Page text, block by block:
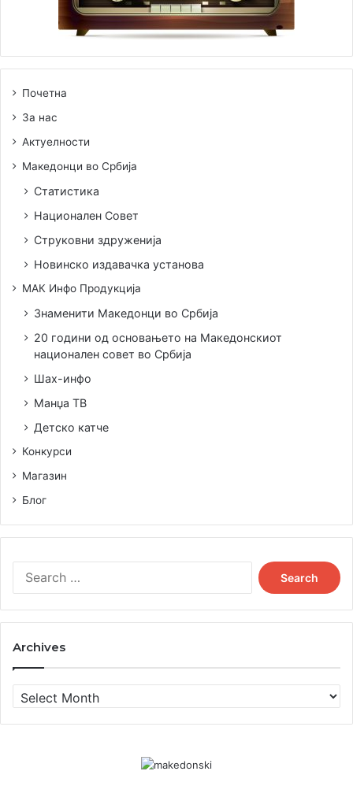
Почетна
За нас
Актуелности
Македонци во Србија
Статистика
Национален Совет
Струковни здруженија
Новинско издавачка установа
МАК Инфо Продукција
Знаменити Македонци во Србија
20 години од основањето на Македонскиот
национален совет во Србија
Шах-инфо
Манџа ТВ
Детско катче
Конкурси
Магазин
Блог
Search
for:
Archives
Archives